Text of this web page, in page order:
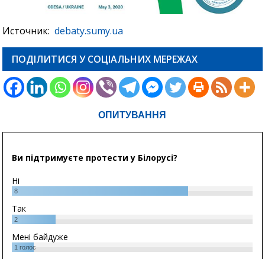
Источник: debaty.sumy.ua
ПОДІЛИТИСЯ У СОЦІАЛЬНИХ МЕРЕЖАХ
ОПИТУВАННЯ
Ви підтримуєте протести у Білорусі?
Ні
8
Так
2
Мені байдуже
1 голос